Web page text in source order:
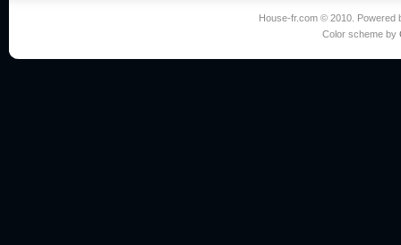
House-fr.com © 2010. Powered
Color scheme by